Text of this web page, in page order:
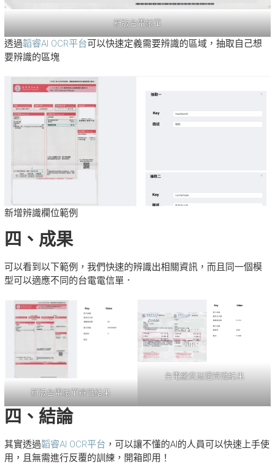
新版台電帳單
透過韜睿AI OCR平台可以快速定義需要辨識的區域，抽取自己想
要辨識的區塊
新增辨識欄位範例
四、成果
可以看到以下範例，我們快速的辨識出相關資訊，而且同一個模
型可以適應不同的台電電信單．
新版台電帳單辨識結果
台電繳費憑證辨識結果
四、結論
其實透過韜睿AI OCR平台 ，可以讓不懂的AI的人員可以快速上手使
用，且無需進行反覆的訓練，開箱即用！